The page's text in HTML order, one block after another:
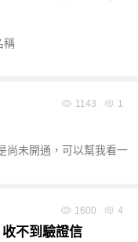
稱
1143 1
尚未開通，可以幫我看一
1600 4
不到驗證信